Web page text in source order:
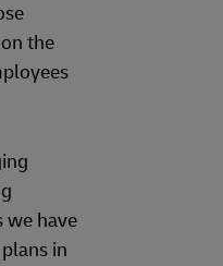
the
we have
in